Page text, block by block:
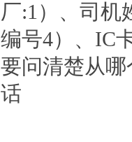
厂:1）、司机
编号4）、IC
要问清楚从
话